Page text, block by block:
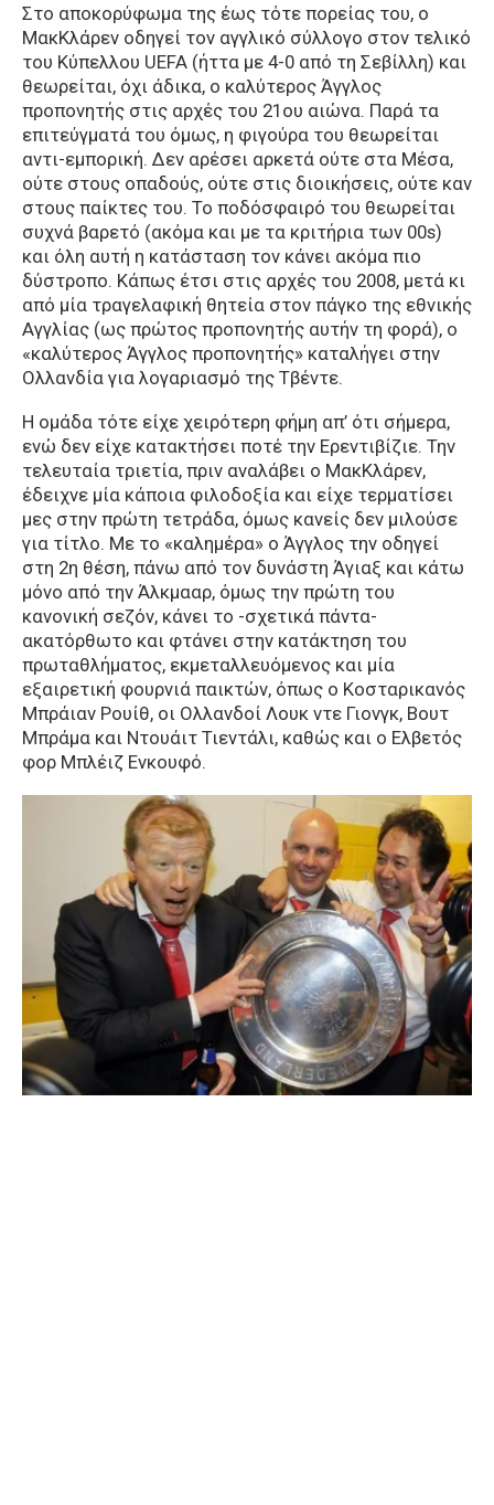
Στο αποκορύφωμα της έως τότε πορείας του, ο
ΜακΚλάρεν οδηγεί τον αγγλικό σύλλογο στον τελικό
του Κύπελλου UEFA (ήττα με 4-0 από τη Σεβίλλη) και
θεωρείται, όχι άδικα, ο καλύτερος Άγγλος
προπονητής στις αρχές του 21ου αιώνα. Παρά τα
επιτεύγματά του όμως, η φιγούρα του θεωρείται
αντι-εμπορική. Δεν αρέσει αρκετά ούτε στα Μέσα,
ούτε στους οπαδούς, ούτε στις διοικήσεις, ούτε καν
στους παίκτες του. Το ποδόσφαιρό του θεωρείται
συχνά βαρετό (ακόμα και με τα κριτήρια των 00s)
και όλη αυτή η κατάσταση τον κάνει ακόμα πιο
δύστροπο. Κάπως έτσι στις αρχές του 2008, μετά κι
από μία τραγελαφική θητεία στον πάγκο της εθνικής
Αγγλίας (ως πρώτος προπονητής αυτήν τη φορά), ο
«καλύτερος Άγγλος προπονητής» καταλήγει στην
Ολλανδία για λογαριασμό της Τβέντε.
Η ομάδα τότε είχε χειρότερη φήμη απ’ ότι σήμερα,
ενώ δεν είχε κατακτήσει ποτέ την Ερεντιβίζιε. Την
τελευταία τριετία, πριν αναλάβει ο ΜακΚλάρεν,
έδειχνε μία κάποια φιλοδοξία και είχε τερματίσει
μες στην πρώτη τετράδα, όμως κανείς δεν μιλούσε
για τίτλο. Με το «καλημέρα» ο Άγγλος την οδηγεί
στη 2η θέση, πάνω από τον δυνάστη Άγιαξ και κάτω
μόνο από την Άλκμααρ, όμως την πρώτη του
κανονική σεζόν, κάνει το -σχετικά πάντα-
ακατόρθωτο και φτάνει στην κατάκτηση του
πρωταθλήματος, εκμεταλλευόμενος και μία
εξαιρετική φουρνιά παικτών, όπως ο Κοσταρικανός
Μπράιαν Ρουίθ, οι Ολλανδοί Λουκ ντε Γιονγκ, Βουτ
Μπράμα και Ντουάιτ Τιεντάλι, καθώς και ο Ελβετός
φορ Μπλέιζ Ενκουφό.